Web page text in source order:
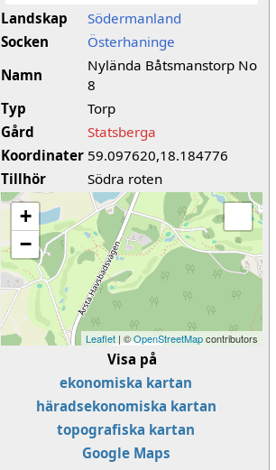
Landskap
Södermanland
Socken
Österhaninge
Namn
Nylända Båtsmanstorp No
8
Typ
Torp
Gård
Statsberga
Koordinater 59.097620,18.184776
Tillhör
Södra roten
+
−
Leaflet | ©OpenStreetMapcontributors
Visa på
ekonomiska kartan
häradsekonomiska kartan
topografiska kartan
Google Maps